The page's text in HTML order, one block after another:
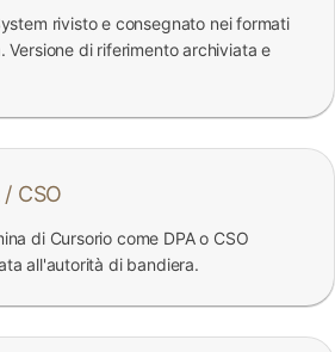
rivisto e consegnato nei formati
Versione di riferimento archiviata e
CSO
di Cursorio come DPA o CSO
all'autorità di bandiera.